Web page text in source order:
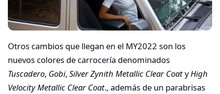
Otros cambios que llegan en el MY2022 son los
nuevos colores de carrocería denominados
Tuscadero, Gobi, Silver Zynith Metallic Clear CoatyHigh
Velocity Metallic Clear Coat., además de un parabrisas